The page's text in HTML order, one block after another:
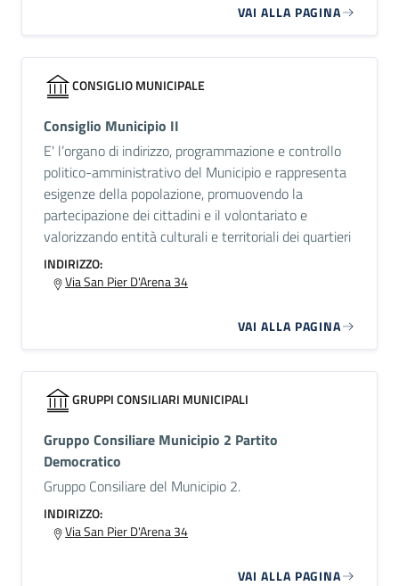
VAI ALLA PAGINA
CONSIGLIO MUNICIPALE
Consiglio Municipio II
E' l’organo di indirizzo, programmazione e controllo
politico-amministrativo del Municipio e rappresenta
esigenze della popolazione, promuovendo la
partecipazione dei cittadini e il volontariato e
valorizzando entità culturali e territoriali dei quartieri
INDIRIZZO:
Via San Pier D'Arena 34
VAI ALLA PAGINA
GRUPPI CONSILIARI MUNICIPALI
Gruppo Consiliare Municipio 2 Partito
Democratico
Gruppo Consiliare del Municipio 2.
INDIRIZZO:
Via San Pier D'Arena 34
VAI ALLA PAGINA